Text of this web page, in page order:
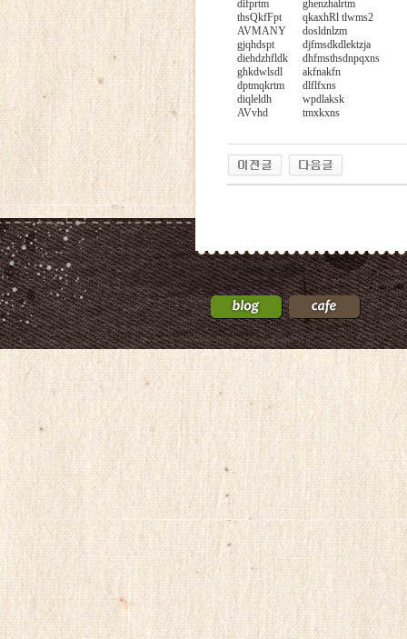
difprtm
thsQkfFpt
AVMANY
gjqhdspt
diehdzhfldk
ghkdwlsdl
dptmqkrtm
diqleldh
AVvhd
ghenzhalrtm
qkaxhRl tlwms2
dosldnlzm
djfmsdkdlektzja
dhfmsthsdnpqxns
akfnakfn
dlflfxns
wpdlaksk
tmxkxns
24Parmacy
우
즐
성
비
아
탑-
지
gmdqnswp
alvmwls.xyz
비
아
탑-
시
알
리
skrxo